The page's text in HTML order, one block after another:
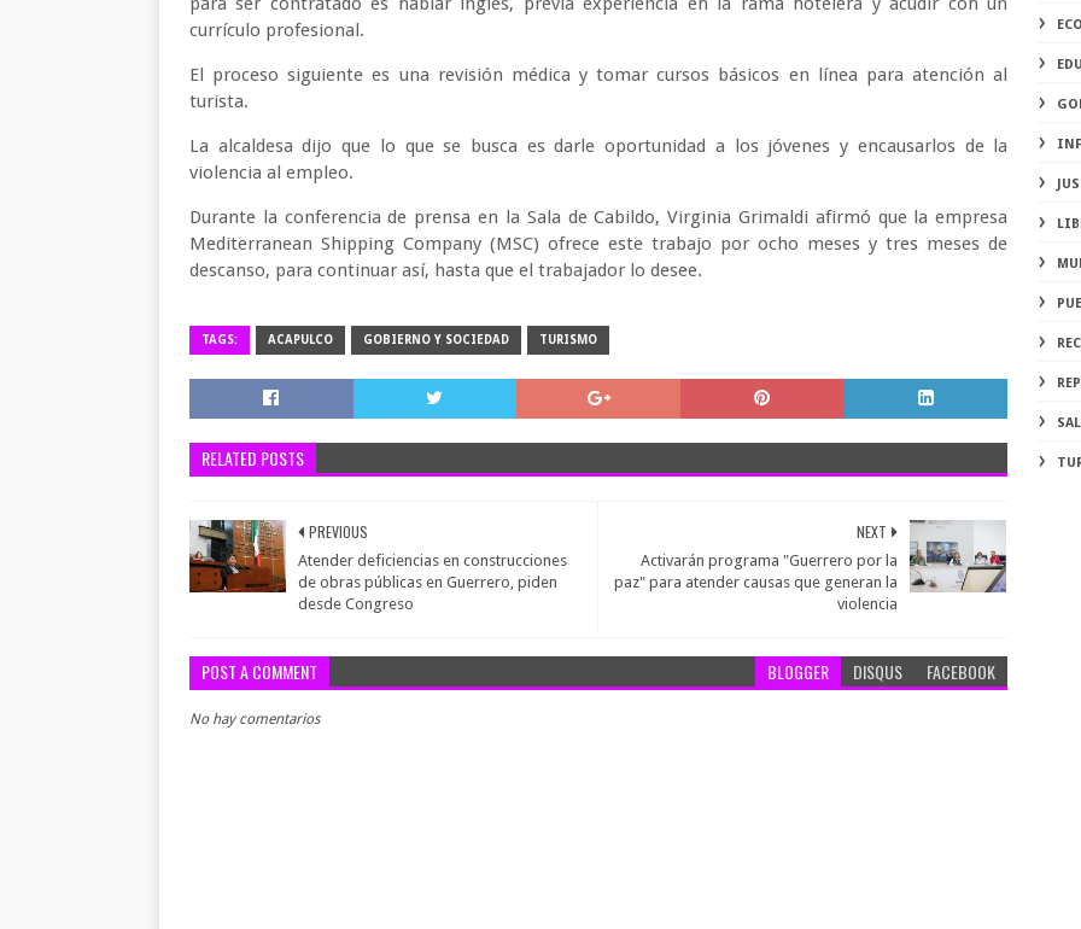
currículo profesional.
El proceso siguiente es una revisión médica y tomar cursos básicos en línea para atención al
turista.
La alcaldesa dijo que lo que se busca es darle oportunidad a los jóvenes y encausarlos de la
violencia al empleo.
Durante la conferencia de prensa en la Sala de Cabildo, Virginia Grimaldi afirmó que la empresa
Mediterranean Shipping Company (MSC) ofrece este trabajo por ocho meses y tres meses de
descanso, para continuar así, hasta que el trabajador lo desee.
TAGS: ACAPULCO GOBIERNO Y SOCIEDAD TURISMO
RELATED POSTS
NEXT
Activarán programa "Guerrero por la
paz" para atender causas que generan la
violencia
PREVIOUS
Atender deficiencias en construcciones
de obras públicas en Guerrero, piden
desde Congreso
POST A COMMENT BLOGGER DISQUS FACEBOOK
No hay comentarios